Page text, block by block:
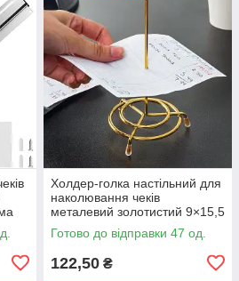
Холдер-голка настільний для
наколювання чеків
металевий золотистий 9×15,5
см
Готово до відправки 47 од.
122,50 ₴